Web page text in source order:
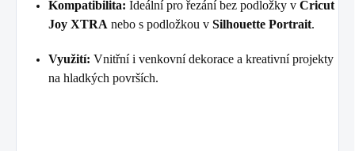
Kompatibilita: Ideální pro řezání bez podložky v Cricut
Joy XTRA nebo s podložkou v Silhouette Portrait.
Využití: Vnitřní i venkovní dekorace a kreativní projekty
na hladkých površích.